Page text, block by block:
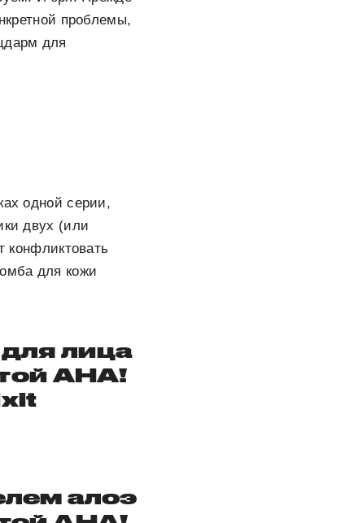
проблемы,
для
одной серии,
двух (или
конфликтовать
для кожи
лица
AHA!
алоэ